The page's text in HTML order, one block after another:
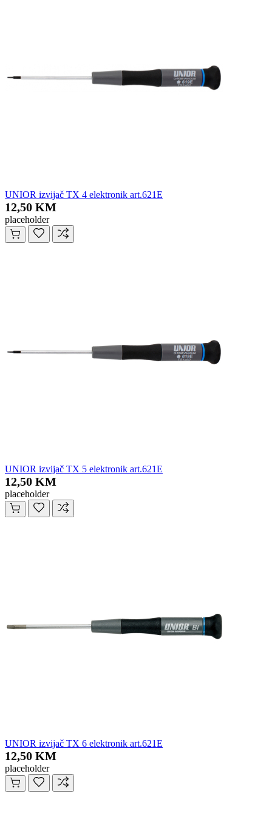
UNIOR izvijač TX 4 elektronik art.621E
12,50 KM
placeholder
UNIOR izvijač TX 5 elektronik art.621E
12,50 KM
placeholder
UNIOR izvijač TX 6 elektronik art.621E
12,50 KM
placeholder